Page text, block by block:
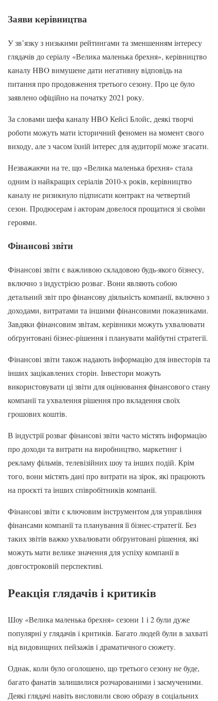
Заяви керівництва
У зв’язку з низькими рейтингами та зменшенням інтересу
глядачів до серіалу «Велика маленька брехня», керівництво
каналу HBO вимушене дати негативну відповідь на
питання про продовження третього сезону. Про це було
заявлено офіційно на початку 2021 року.
За словами шефа каналу HBO Кейсі Блойс, деякі творчі
роботи можуть мати історичний феномен на момент свого
виходу, але з часом їхній інтерес для аудиторії може згасати.
Незважаючи на те, що «Велика маленька брехня» стала
одним із найкращих серіалів 2010-х років, керівництво
каналу не ризикнуло підписати контракт на четвертий
сезон. Продюсерам і акторам довелося прощатися зі своїми
героями.
Фінансові звіти
Фінансові звіти є важливою складовою будь-якого бізнесу,
включно з індустрією розваг. Вони являють собою
детальний звіт про фінансову діяльність компанії, включно з
доходами, витратами та іншими фінансовими показниками.
Завдяки фінансовим звітам, керівники можуть ухвалювати
обґрунтовані бізнес-рішення і планувати майбутні стратегії.
Фінансові звіти також надають інформацію для інвесторів та
інших зацікавлених сторін. Інвестори можуть
використовувати ці звіти для оцінювання фінансового стану
компанії та ухвалення рішення про вкладення своїх
грошових коштів.
В індустрії розваг фінансові звіти часто містять інформацію
про доходи та витрати на виробництво, маркетинг і
рекламу фільмів, телевізійних шоу та інших подій. Крім
того, вони містять дані про витрати на зірок, які працюють
на проєкті та інших співробітників компанії.
Фінансові звіти є ключовим інструментом для управління
фінансами компанії та планування її бізнес-стратегії. Без
таких звітів важко ухвалювати обґрунтовані рішення, які
можуть мати велике значення для успіху компанії в
довгостроковій перспективі.
Реакція глядачів і критиків
Шоу «Велика маленька брехня» сезони 1 і 2 були дуже
популярні у глядачів і критиків. Багато людей були в захваті
від видовищних пейзажів і драматичного сюжету.
Однак, коли було оголошено, що третього сезону не буде,
багато фанатів залишилися розчарованими і засмученими.
Деякі глядачі навіть висловили свою образу в соціальних